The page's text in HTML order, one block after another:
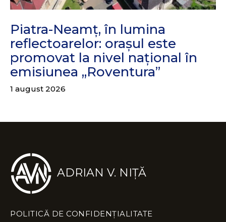
Piatra-Neamț, în lumina
reflectoarelor: orașul este
promovat la nivel național în
emisiunea „Roventura”
1 august 2026
ADRIAN V. NIȚĂ
POLITICĂ DE CONFIDENȚIALITATE